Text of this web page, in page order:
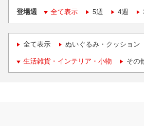
登場週 全て表示 5週 4週
全て表示 ぬいぐるみ・クッション
生活雑貨・インテリア・小物 その